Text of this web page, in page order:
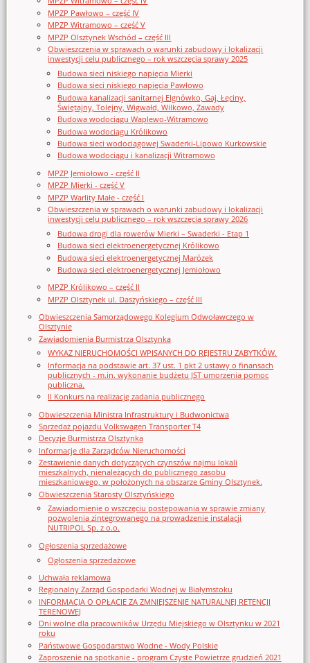
MPZP Pawłowo – część IV
MPZP Witramowo – część V
MPZP Olsztynek Wschód – część III
Obwieszczenia w sprawach o warunki zabudowy i lokalizacji
inwestycji celu publicznego – rok wszczęcia sprawy 2025
Budowa sieci niskiego napięcia Mierki
Budowa sieci niskiego napięcia Pawłowo
Budowa kanalizacji sanitarnej Elgnówko, Gaj, Łęciny,
Świętajny, Tolejny, Wigwałd, Wilkowo, Zawady
Budowa wodociągu Waplewo-Witramowo
Budowa wodociągu Królikowo
Budowa sieci wodociągowej Swaderki-Lipowo Kurkowskie
Budowa wodociągu i kanalizacji Witramowo
MPZP Jemiołowo - część II
MPZP Mierki - część V
MPZP Warlity Małe - część I
Obwieszczenia w sprawach o warunki zabudowy i lokalizacji
inwestycji celu publicznego – rok wszczęcia sprawy 2026
Budowa drogi dla rowerów Mierki – Swaderki - Etap 1
Budowa sieci elektroenergetycznej Królikowo
Budowa sieci elektroenergetycznej Marózek
Budowa sieci elektroenergetycznej Jemiołowo
MPZP Królikowo – część II
MPZP Olsztynek ul. Daszyńskiego – część III
Obwieszczenia Samorządowego Kolegium Odwoławczego w
Olsztynie
Zawiadomienia Burmistrza Olsztynka
WYKAZ NIERUCHOMOŚCI WPISANYCH DO REJESTRU ZABYTKÓW.
Informacja na podstawie art. 37 ust. 1 pkt 2 ustawy o finansach
publicznych - m.in. wykonanie budżetu JST umorzenia pomoc
publiczna.
II Konkurs na realizację zadania publicznego
Obwieszczenia Ministra Infrastruktury i Budwonictwa
Sprzedaż pojazdu Volkswagen Transporter T4
Decyzje Burmistrza Olsztynka
Informacje dla Zarządców Nieruchomości
Zestawienie danych dotyczących czynszów najmu lokali
mieszkalnych, nienależących do publicznego zasobu
mieszkaniowego, w położonych na obszarze Gminy Olsztynek.
Obwieszczenia Starosty Olsztyńskiego
Zawiadomienie o wszczęciu postępowania w sprawie zmiany
pozwolenia zintegrowanego na prowadzenie instalacji
NUTRIPOL Sp. z o.o.
Ogłoszenia sprzedażowe
Ogłoszenia sprzedażowe
Uchwała reklamowa
Regionalny Zarząd Gospodarki Wodnej w Białymstoku
INFORMACJA O OPŁACIE ZA ZMNIEJSZENIE NATURALNEJ RETENCJI
TERENOWEJ
Dni wolne dla pracowników Urzędu Miejskiego w Olsztynku w 2021
roku
Państwowe Gospodarstwo Wodne - Wody Polskie
Zaproszenie na spotkanie - program Czyste Powietrze grudzień 2021